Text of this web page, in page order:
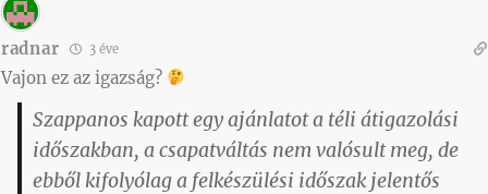
radnar 3 éve
Vajon ez az igazság?
Szappanos kapott egy ajánlatot a téli átigazolási
időszakban, a csapatváltás nem valósult meg, de
ebből kifolyólag a felkészülési időszak jelentős